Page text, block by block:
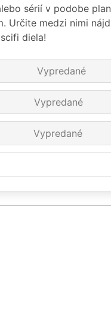
sérií v podobe
Určite medzi nimi
diela!
Vypredané
Vypredané
Vypredané